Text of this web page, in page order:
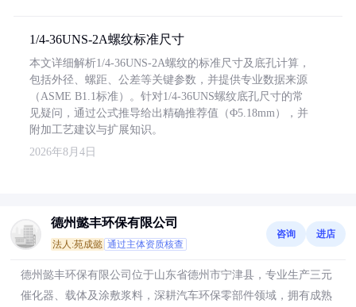
1/4-36UNS-2A螺纹标准尺寸
本文详细解析1/4-36UNS-2A螺纹的标准尺寸及底孔计算，
包括外径、螺距、公差等关键参数，并提供专业数据来源
（ASME B1.1标准）。针对1/4-36UNS螺纹底孔尺寸的常
见疑问，通过公式推导给出精确推荐值（Φ5.18mm），并
附加工艺建议与扩展知识。
2026年8月4日
德州懿丰环保有限公司
法人:苑成懿 通过主体资质核查
咨询 进店
德州懿丰环保有限公司位于山东省德州市宁津县，专业生产三元
催化器、载体及涂敷浆料，深耕汽车环保零部件领域，拥有成熟